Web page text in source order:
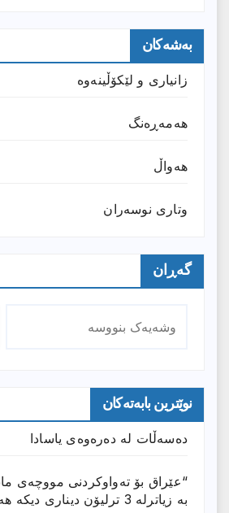
بەشەکان
زانیارى و لێکۆڵینەوە
هەمەڕەنگ
هەواڵ
وتارى نوسەران
گەڕان
نوێترین بابەتەکان
دەسەڵات لە دەرەوەی یاسادا
بە زیاترلە 3 ترلیۆن دیناری دیکە هەیە”